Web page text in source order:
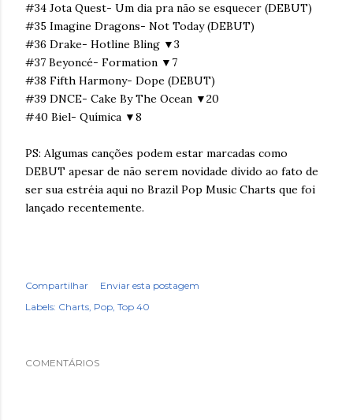
#34 Jota Quest- Um dia pra não se esquecer (DEBUT)
#35 Imagine Dragons- Not Today (DEBUT)
#36 Drake- Hotline Bling ▼3
#37 Beyoncé- Formation ▼7
#38 Fifth Harmony- Dope (DEBUT)
#39 DNCE- Cake By The Ocean ▼20
#40 Biel- Química ▼8
PS: Algumas canções podem estar marcadas como
DEBUT apesar de não serem novidade divido ao fato de
ser sua estréia aqui no Brazil Pop Music Charts que foi
lançado recentemente.
Compartilhar
Enviar esta postagem
Labels: Charts Pop Top 40
COMENTÁRIOS